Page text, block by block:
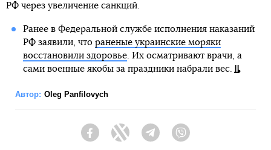
РФ через увеличение санкций.
Ранее в Федеральной службе исполнения наказаний
РФ заявили, что раненые украинские моряки
восстановили здоровье. Их осматривают врачи, а
сами военные якобы за праздники набрали вес.
Автор: Oleg Panfilovych
FacebookTwitter Telegram